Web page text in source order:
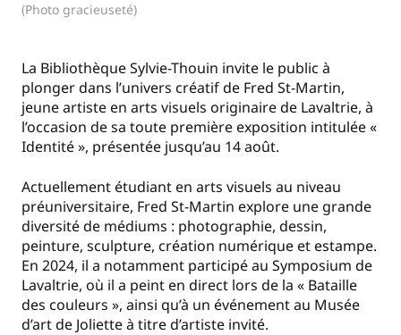
(Photo gracieuseté)
La Bibliothèque Sylvie-Thouin invite le public à
plonger dans l’univers créatif de Fred St-Martin,
jeune artiste en arts visuels originaire de Lavaltrie, à
l’occasion de sa toute première exposition intitulée «
Identité », présentée jusqu’au 14 août.
Actuellement étudiant en arts visuels au niveau
préuniversitaire, Fred St-Martin explore une grande
diversité de médiums : photographie, dessin,
peinture, sculpture, création numérique et estampe.
En 2024, il a notamment participé au Symposium de
Lavaltrie, où il a peint en direct lors de la « Bataille
des couleurs », ainsi qu’à un événement au Musée
d’art de Joliette à titre d’artiste invité.